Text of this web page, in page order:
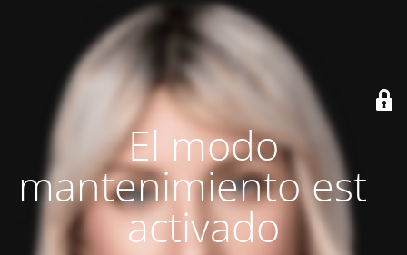
El modo
mantenimiento está
activado